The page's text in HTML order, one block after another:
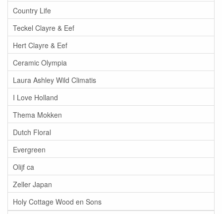
Country Life
Teckel Clayre & Eef
Hert Clayre & Eef
Ceramic Olympia
Laura Ashley Wild Climatis
I Love Holland
Thema Mokken
Dutch Floral
Evergreen
Olijf ca
Zeller Japan
Holy Cottage Wood en Sons